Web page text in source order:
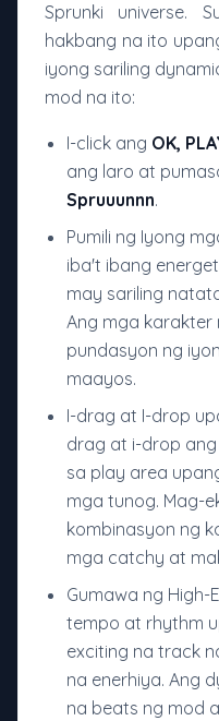
Sprunki universe.
hakbang na ito
iyong sariling
mod na ito:
I-click ang OK,
ang laro at
Spruuunnn.
Pumili ng Iyong
iba't ibang
may sariling
Ang mga karakter
pundasyon ng
maayos.
I-drag at I-drop
drag at i-drop
sa play area
mga tunog. Mag-
kombinasyon ng
mga catchy at
Gumawa ng High-
tempo at rhythm
exciting na track
na enerhiya. Ang
na beats ng mod